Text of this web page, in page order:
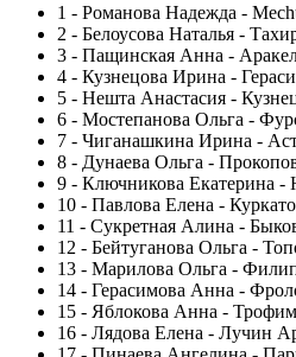
1 - Романова Надежда -
2 - Белоусова Наталья -
3 - Пащинская Анна -
4 - Кузнецова Ирина -
5 - Нешта Анастасия -
6 - Мостепанова Ольга -
7 - Чиганашкина Ирина -
8 - Дунаева Ольга -
9 - Ключникова Екатерина -
10 - Павлова Елена -
11 - Сукретная Алина -
12 - Бейтуганова Ольга -
13 - Марилова Ольга -
14 - Герасимова Анна -
15 - Яблокова Анна -
16 - Лядова Елена - Лучин